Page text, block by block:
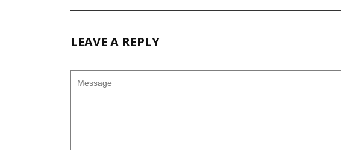
LEAVE A REPLY